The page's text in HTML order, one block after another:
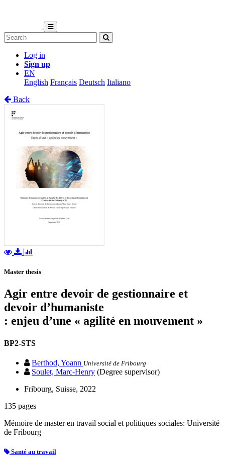
Log in
Sign up
EN
English Français Deutsch Italiano
Back
Master thesis
Agir entre devoir de gestionnaire et
devoir d’humaniste
: enjeu d’une « agilité en mouvement »
BP2-STS
Berthod, Yoann Université de Fribourg
Soulet, Marc-Henry (Degree supervisor)
Fribourg, Suisse, 2022
135 pages
Mémoire de master en travail social et politiques sociales: Université
de Fribourg
Santé au travail